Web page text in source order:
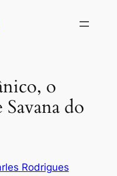
o
do
Rodrigues